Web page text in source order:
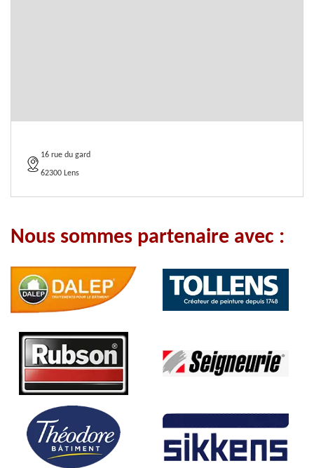
16 rue du gard
62300 Lens
Nous sommes partenaire avec :